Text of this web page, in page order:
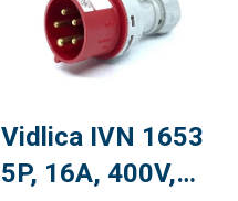
Vidlica IVN 1653
5P, 16A, 400V,